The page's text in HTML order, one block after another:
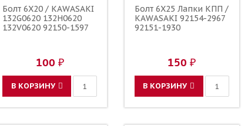
Болт 6X20 / KAWASAKI
132G0620 132H0620
132V0620 92150-1597
100 ₽
В КОРЗИНУ
Болт 6X25 Лапки КПП /
KAWASAKI 92154-2967
92151-1930
150 ₽
В КОРЗИНУ